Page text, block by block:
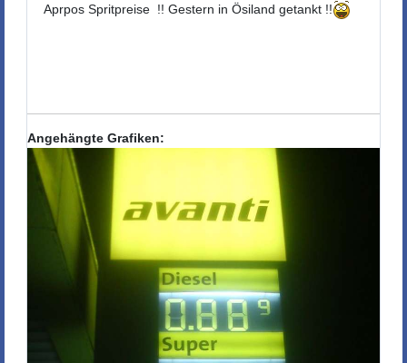
Aprpos Spritpreise !! Gestern in Ösiland getankt !!
Angehängte Grafiken: